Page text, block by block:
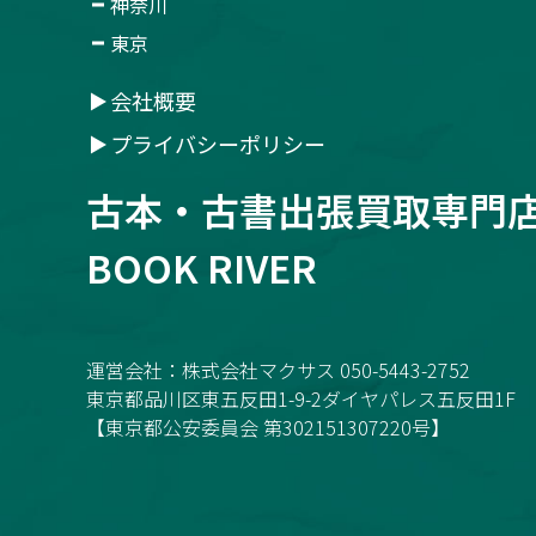
東京
会社概要
プライバシーポリシー
古本・古書出張買取専門
BOOK RIVER
運営会社：株式会社マクサス 050-5443-2752
東京都品川区東五反田1-9-2ダイヤパレス五反田1F
【東京都公安委員会 第302151307220号】